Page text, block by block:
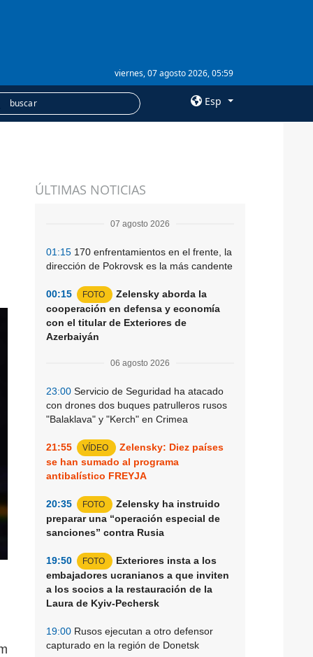
viernes, 07 agosto 2026, 05:59
Esp
Suscripción
ÚLTIMAS NOTICIAS
07 agosto 2026
01:15 170 enfrentamientos en el frente, la
dirección de Pokrovsk es la más candente
00:15 FOTO
Zelensky aborda la
cooperación en defensa y economía
con el titular de Exteriores de
Azerbaiyán
06 agosto 2026
23:00 Servicio de Seguridad ha atacado
con drones dos buques patrulleros rusos
"Balaklava" y "Kerch" en Crimea
21:55 VÍDEO
Zelensky: Diez países
se han sumado al programa
antibalístico FREYJA
20:35 FOTO
Zelensky ha instruido
preparar una “operación especial de
sanciones” contra Rusia
19:50 FOTO
Exteriores insta a los
embajadores ucranianos a que inviten
a los socios a la restauración de la
Laura de Kyiv-Pechersk
19:00 Rusos ejecutan a otro defensor
capturado en la región de Donetsk